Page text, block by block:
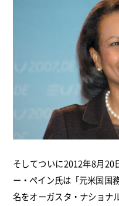
そしてついに2012年8月20
ー・ペイン氏は「元米国国
名をオーガスタ・ナショナ